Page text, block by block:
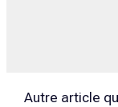
Autre article